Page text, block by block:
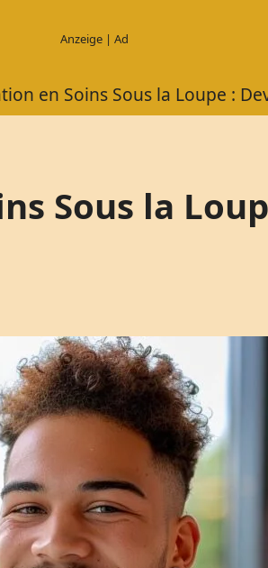
en Soins Sous la Loupe :
Sous la